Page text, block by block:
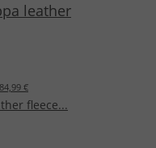
leather
84,99 €